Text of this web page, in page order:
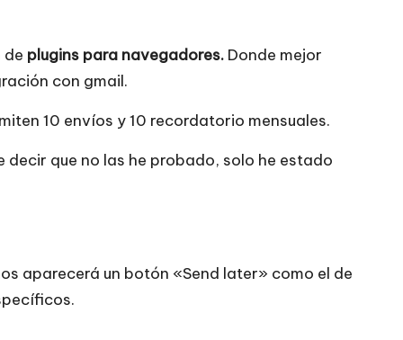
de plugins para navegadores. Donde mejor
con gmail.
10 envíos y 10 recordatorio mensuales.
decir que no las he probado, solo he estado
aparecerá un botón «Send later» como el de